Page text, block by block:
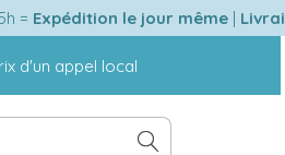
= Expédition le jour même|
d'un appel local